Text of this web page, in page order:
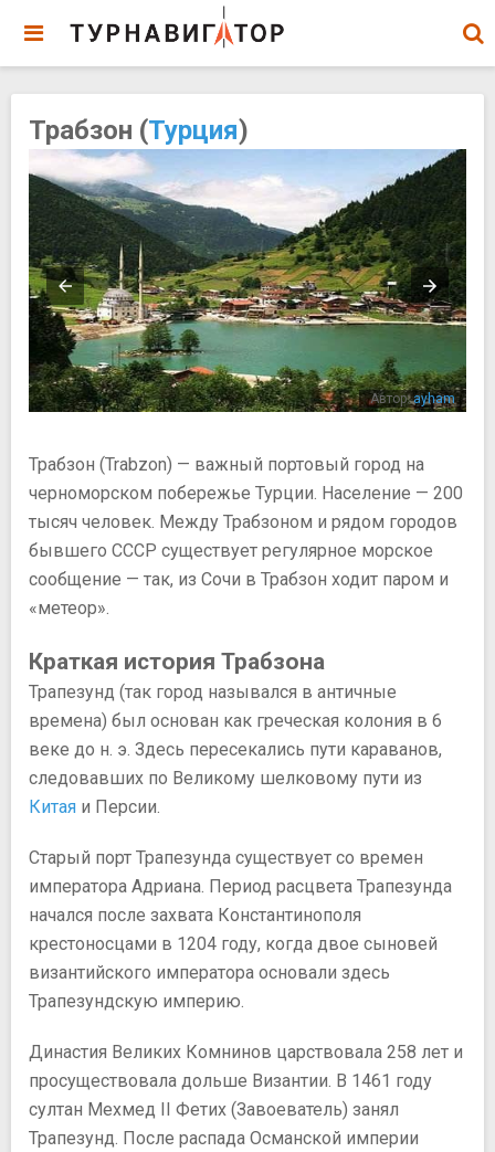
Трабзон (Турция)
Автор:ayham
Трабзон (Trabzon) — важный портовый город на
черноморском побережье Турции. Население — 200
тысяч человек. Между Трабзоном и рядом городов
бывшего СССР существует регулярное морское
сообщение — так, из Сочи в Трабзон ходит паром и
«метеор».
Краткая история Трабзона
Трапезунд (так город назывался в античные
времена) был основан как греческая колония в 6
веке до н. э. Здесь пересекались пути караванов,
следовавших по Великому шелковому пути из
Китая и Персии.
Старый порт Трапезунда существует со времен
императора Адриана. Период расцвета Трапезунда
начался после захвата Константинополя
крестоносцами в 1204 году, когда двое сыновей
византийского императора основали здесь
Трапезундскую империю.
Династия Великих Комнинов царствовала 258 лет и
просуществовала дольше Византии. В 1461 году
султан Мехмед II Фетих (Завоеватель) занял
Трапезунд. После распада Османской империи